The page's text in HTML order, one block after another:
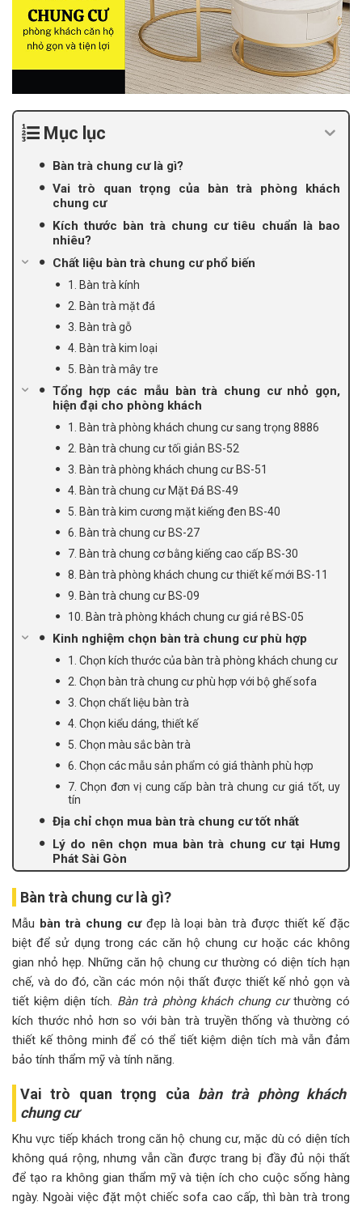
Mục lục
Bàn trà chung cư là gì?
Vai trò quan trọng của bàn trà phòng khách
chung cư
Kích thước bàn trà chung cư tiêu chuẩn là bao
nhiêu?
Chất liệu bàn trà chung cư phổ biến
1. Bàn trà kính
2. Bàn trà mặt đá
3. Bàn trà gỗ
4. Bàn trà kim loại
5. Bàn trà mây tre
Tổng hợp các mẫu bàn trà chung cư nhỏ gọn,
hiện đại cho phòng khách
1. Bàn trà phòng khách chung cư sang trọng 8886
2. Bàn trà chung cư tối giản BS-52
3. Bàn trà phòng khách chung cư BS-51
4. Bàn trà chung cư Mặt Đá BS-49
5. Bàn trà kim cương mặt kiếng đen BS-40
6. Bàn trà chung cư BS-27
7. Bàn trà chung cơ bằng kiếng cao cấp BS-30
8. Bàn trà phòng khách chung cư thiết kế mới BS-11
9. Bàn trà chung cư BS-09
10. Bàn trà phòng khách chung cư giá rẻ BS-05
Kinh nghiệm chọn bàn trà chung cư phù hợp
1. Chọn kích thước của bàn trà phòng khách chung cư
2. Chọn bàn trà chung cư phù hợp với bộ ghế sofa
3. Chọn chất liệu bàn trà
4. Chọn kiểu dáng, thiết kế
5. Chọn màu sắc bàn trà
6. Chọn các mẫu sản phẩm có giá thành phù hợp
7. Chọn đơn vị cung cấp bàn trà chung cư giá tốt, uy
tín
Địa chỉ chọn mua bàn trà chung cư tốt nhất
Lý do nên chọn mua bàn trà chung cư tại Hưng
Phát Sài Gòn
Bàn trà chung cư là gì?
Mẫu bàn trà chung cưđẹp là loại bàn trà được thiết kế đặc
biệt để sử dụng trong các căn hộ chung cư hoặc các không
gian nhỏ hẹp. Những căn hộ chung cư thường có diện tích hạn
chế, và do đó, cần các món nội thất được thiết kế nhỏ gọn và
tiết kiệm diện tích. Bàn trà phòng khách chung cưthường có
kích thước nhỏ hơn so với bàn trà truyền thống và thường có
thiết kế thông minh để có thể tiết kiệm diện tích mà vẫn đảm
bảo tính thẩm mỹ và tính năng.
Vai trò quan trọng của bàn trà phòng khách
chung cư
Khu vực tiếp khách trong căn hộ chung cư, mặc dù có diện tích
không quá rộng, nhưng vẫn cần được trang bị đầy đủ nội thất
để tạo ra không gian thẩm mỹ và tiện ích cho cuộc sống hàng
ngày. Ngoài việc đặt một chiếc sofa cao cấp, thì bàn trà trong